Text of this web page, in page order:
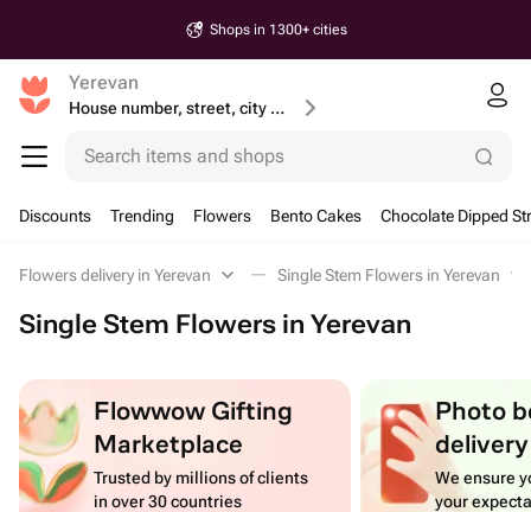
Shops in 1300+ cities
Yerevan
House number, street, city or postcode
Search items and shops
Discounts Trending Flowers Bento Cakes Chocolate Dipped
Flowers delivery in Yerevan Single Stem Flowers in Yerevan
Single Stem Flowers in Yerevan
Flowwow Gifting
Marketplace
Trusted by millions of clients
in over 30 countries
Photo
delivery
We ensure
your